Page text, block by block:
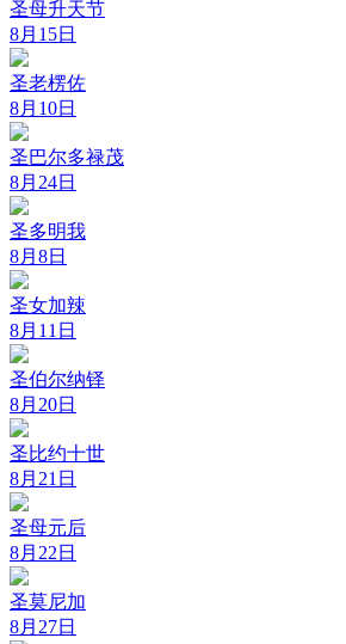
圣母升天节
8月15日
圣老楞佐
8月10日
圣巴尔多禄茂
8月24日
圣多明我
8月8日
圣女加辣
8月11日
圣伯尔纳铎
8月20日
圣比约十世
8月21日
圣母元后
8月22日
圣莫尼加
8月27日